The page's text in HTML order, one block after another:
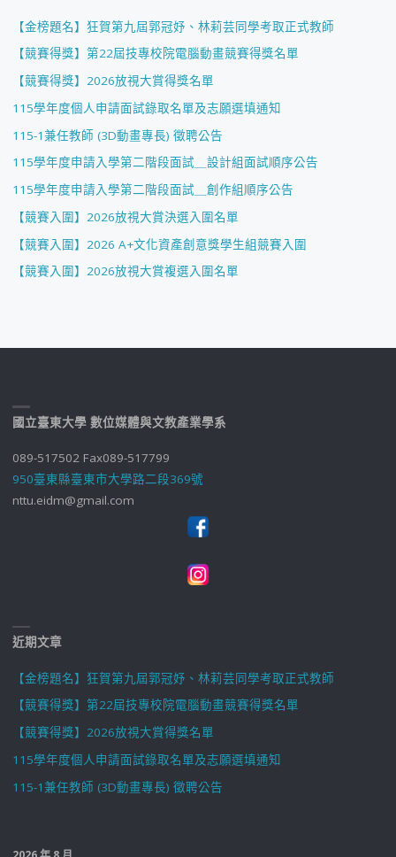
【金榜題名】狂賀第九屆郭冠妤、林莉芸同學考取正式教師
【競賽得獎】第22屆技專校院電腦動畫競賽得獎名單
【競賽得獎】2026放視大賞得獎名單
115學年度個人申請面試錄取名單及志願選填通知
115-1兼任教師 (3D動畫專長) 徵聘公告
115學年度申請入學第二階段面試＿設計組面試順序公告
115學年度申請入學第二階段面試＿創作組順序公告
【競賽入圍】2026放視大賞決選入圍名單
【競賽入圍】2026 A+文化資產創意獎學生組競賽入圍
【競賽入圍】2026放視大賞複選入圍名單
國立臺東大學 數位媒體與文教產業學系
089-517502 Fax089-517799
950臺東縣臺東市大學路二段369號
nttu.eidm@gmail.com
近期文章
【金榜題名】狂賀第九屆郭冠妤、林莉芸同學考取正式教師
【競賽得獎】第22屆技專校院電腦動畫競賽得獎名單
【競賽得獎】2026放視大賞得獎名單
115學年度個人申請面試錄取名單及志願選填通知
115-1兼任教師 (3D動畫專長) 徵聘公告